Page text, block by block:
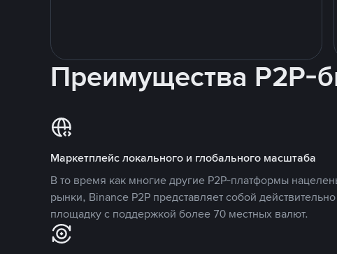
Преимущества P2P-
Маркетплейс локального и глобального масштаба
В то время как многие другие P2P-платформы
рынки, Binance P2P представляет собой
площадку с поддержкой более 70 местных валют.